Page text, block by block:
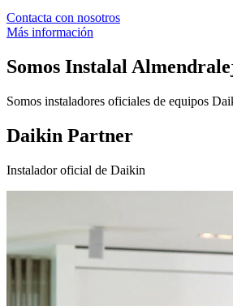
Contacta con nosotros
Más información
Somos Instalal
Somos instaladores oficiales de equipos
Daikin Partner
Instalador oficial de Daikin